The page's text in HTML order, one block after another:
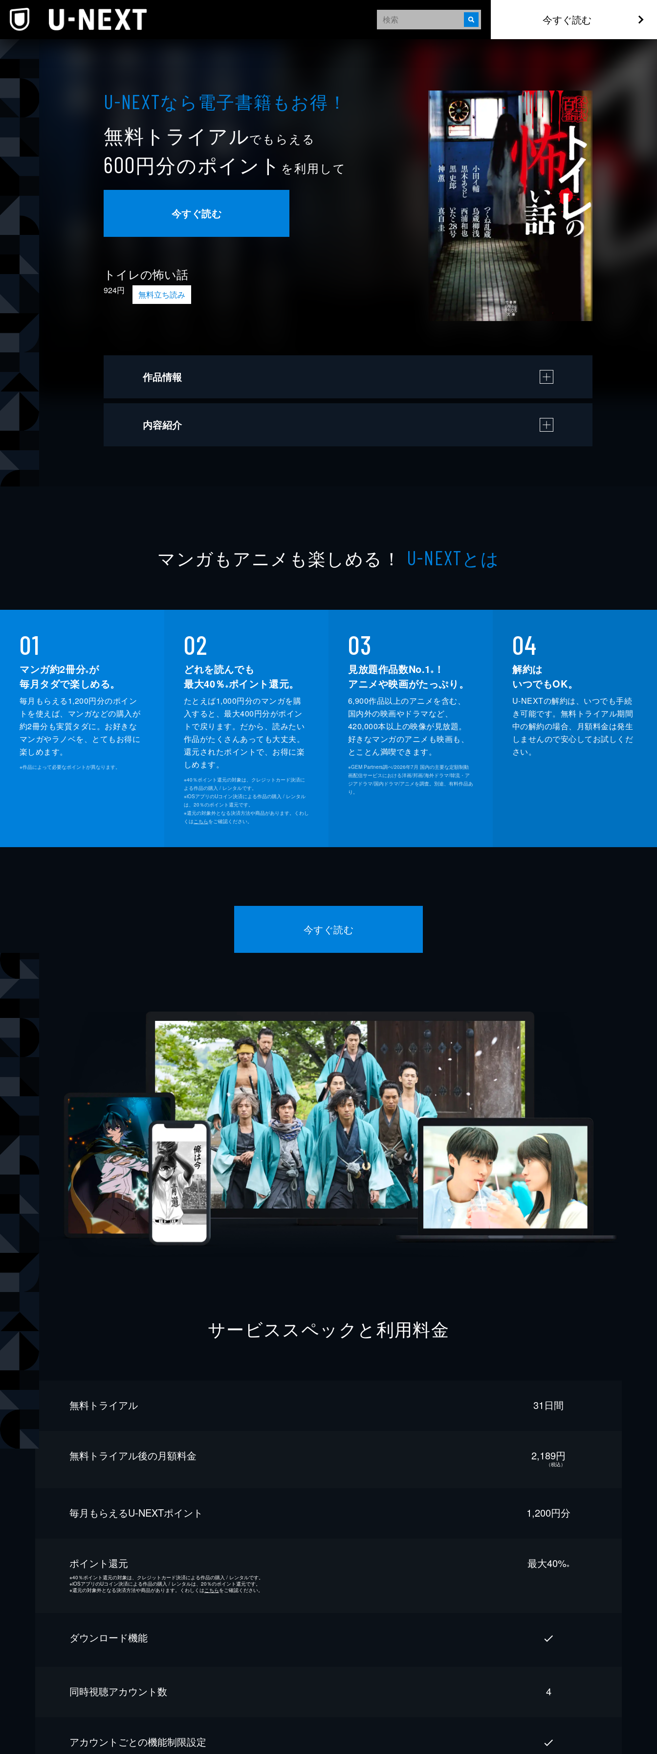
今すぐ読む
U-NEXTなら電⼦書籍もお得！
無料トライアルでもらえる
600円分のポイント を利用して
今すぐ読む
トイレの怖い話
924円 無料立ち読み
作品情報
著者
いたこ28号
レーベル
竹書房怪談文庫
内容紹介
マンガもアニメも楽しめる！ U-NEXTとは
01
マンガ約2冊分※が
毎月タダで楽しめる。
毎月もらえる1,200円分のポイン
トを使えば、マンガなどの購入が
約2冊分も実質タダに。お好きな
マンガやラノベを、とてもお得に
楽しめます。
※作品によって必要なポイントが異なります。
02
どれを読んでも
最大40％ ※ポイント還元。
たとえば1,000円分のマンガを購
入すると、最大400円分がポイン
トで戻ります。だから、読みたい
作品がたくさんあっても大丈夫。
還元されたポイントで、お得に楽
しめます。
※40％ポイント還元の対象は、クレジットカード決済に
よる作品の購入 / レンタルです。
※iOSアプリのUコイン決済による作品の購入 / レンタル
は、20％のポイント還元です。
※還元の対象外となる決済方法や商品があります。くわし
くは こちらをご確認ください。
03
見放題作品数No.1 ※
！
アニメや映画がたっぷり。
6,900作品以上のアニメを含む、
国内外の映画やドラマなど、
420,000本以上の映像が見放題。
好きなマンガのアニメも映画も、
とことん満喫できます。
※GEM Partners調べ/2026年7⽉ 国内の主要な定額制動
画配信サービスにおける洋画/邦画/海外ドラマ/韓流・ア
ジアドラマ/国内ドラマ/アニメを調査。別途、有料作品あ
り。
04
解約は
いつでもOK。
U-NEXTの解約は、いつでも手続
き可能です。無料トライアル期間
中の解約の場合、月額料金は発生
しませんので安心してお試しくだ
さい。
今すぐ読む
サービススペックと利用料金
無料トライアル 31日間
無料トライアル後の⽉額料金 2,189円
（税込）
毎⽉もらえるU-NEXTポイント 1,200円分
ポイント還元 最⼤40%※
※40％ポイント還元の対象は、クレジットカード決済による作品の購入 / レンタルです。
※iOSアプリのUコイン決済による作品の購入 / レンタルは、20％のポイント還元です。
※還元の対象外となる決済方法や商品があります。くわしくはこちらをご確認ください。
ダウンロード機能
同時視聴アカウント数 4
アカウントごとの機能制限設定